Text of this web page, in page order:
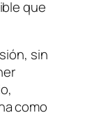
que
sin
como